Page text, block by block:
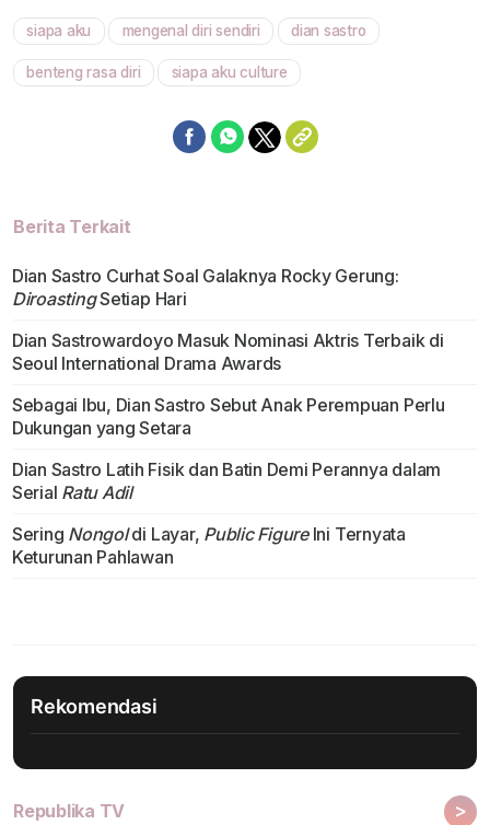
siapa aku mengenal diri sendiri dian sastro
benteng rasa diri siapa aku culture
Berita Terkait
Dian Sastro Curhat Soal Galaknya Rocky Gerung:
DiroastingSetiap Hari
Dian Sastrowardoyo Masuk Nominasi Aktris Terbaik di
Seoul International Drama Awards
Sebagai Ibu, Dian Sastro Sebut Anak Perempuan Perlu
Dukungan yang Setara
Dian Sastro Latih Fisik dan Batin Demi Perannya dalam
Serial Ratu Adil
Sering Nongoldi Layar, Public FigureIni Ternyata
Keturunan Pahlawan
Rekomendasi
Republika TV >